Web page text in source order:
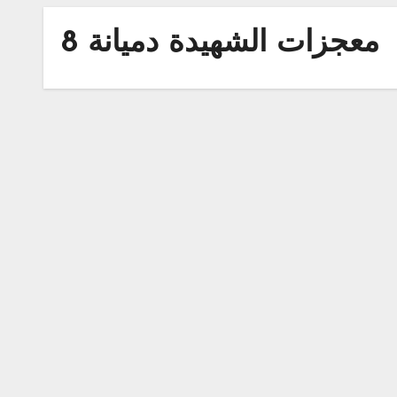
معجزات الشهيدة دميانة 8